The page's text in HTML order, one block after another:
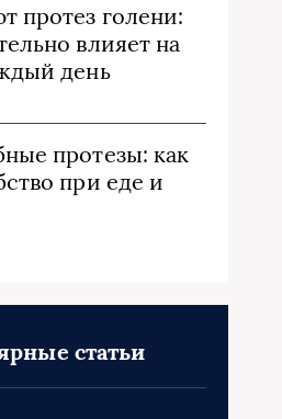
протез голени:
влияет на
день
протезы: как
при еде и
статьи